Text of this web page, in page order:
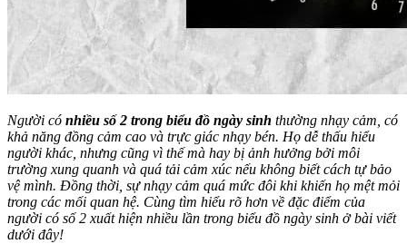
Người có nhiều số 2 trong biểu đồ ngày sinh thường nhạy cảm, có
khả năng đồng cảm cao và trực giác nhạy bén. Họ dễ thấu hiểu
người khác, nhưng cũng vì thế mà hay bị ảnh hưởng bởi môi
trường xung quanh và quá tải cảm xúc nếu không biết cách tự bảo
vệ mình. Đồng thời, sự nhạy cảm quá mức đôi khi khiến họ mệt mỏi
trong các mối quan hệ. Cùng tìm hiểu rõ hơn về đặc điểm của
người có số 2 xuất hiện nhiều lần trong biểu đồ ngày sinh ở bài viết
dưới đây!